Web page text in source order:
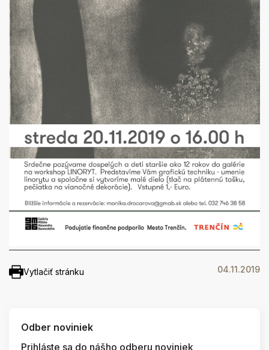
Vytlačiť stránku 04.11.2019
Odber noviniek
Prihláste sa do nášho odberu noviniek